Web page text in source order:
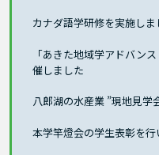
カナダ語学研修を実施しま
「あきた地域学アドバン
催しました
八郎湖の水産業 ”現地見学
本学竿燈会の学生表彰を行